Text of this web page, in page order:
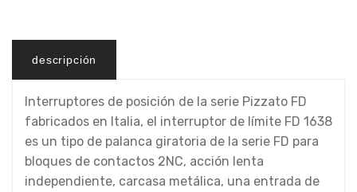
descripción
Interruptores de posición de la serie Pizzato FD
fabricados en Italia, el interruptor de límite FD 1638
es un tipo de palanca giratoria de la serie FD para
bloques de contactos 2NC, acción lenta
independiente, carcasa metálica, una entrada de